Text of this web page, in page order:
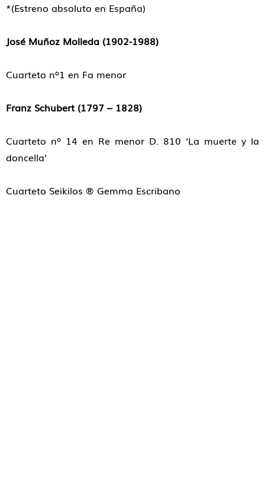
*(Estreno absoluto en España)
José Muñoz Molleda (1902-1988)
Cuarteto nº1 en Fa menor
Franz Schubert (1797 – 1828)
Cuarteto nº 14 en Re menor D. 810 ‘La muerte y la
doncella’
Cuarteto Seikilos ® Gemma Escribano